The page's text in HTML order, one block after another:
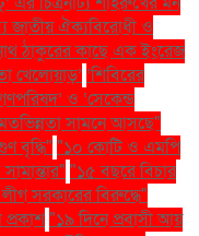
জাতীয় ঐক্যবিরোধী ও
ঠাকুরের কাছে এক ইংরেজ
খেলোয়াড়’ ‘শিবিরের
ও ‘সেকেন্ড
সামনে আসছে"
বৃদ্ধি" "১০ কোটি ও এমপি
"১৫ বছরে বিচার
সরকারের বিরুদ্ধে"
"১৯ দিনে প্রবাসী আয়